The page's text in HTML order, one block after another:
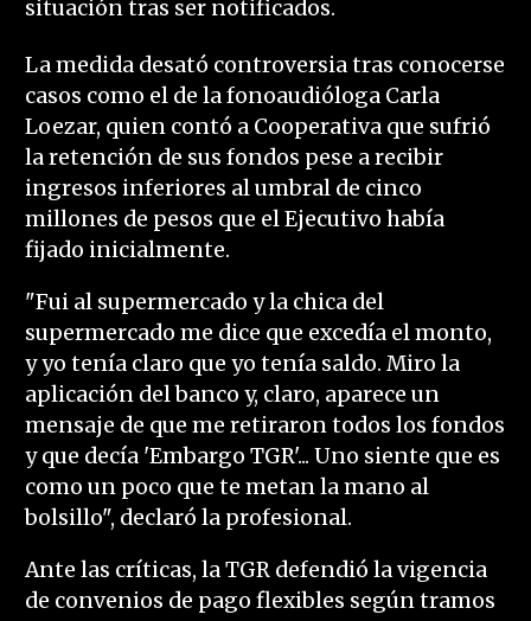
situación tras ser notificados.
La medida desató controversia tras conocerse
casos como el de la fonoaudióloga Carla
Loezar, quien contó a Cooperativa que sufrió
la retención de sus fondos pese a recibir
ingresos inferiores al umbral de cinco
millones de pesos que el Ejecutivo había
fijado inicialmente.
"Fui al supermercado y la chica del
supermercado me dice que excedía el monto,
y yo tenía claro que yo tenía saldo. Miro la
aplicación del banco y, claro, aparece un
mensaje de que me retiraron todos los fondos
y que decía 'Embargo TGR'... Uno siente que es
como un poco que te metan la mano al
bolsillo", declaró la profesional.
Ante las críticas, la TGR defendió la vigencia
de convenios de pago flexibles según tramos